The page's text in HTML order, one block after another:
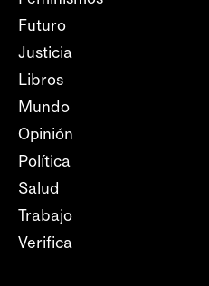
Futuro
Justicia
Libros
Mundo
Opinión
Política
Salud
Trabajo
Verifica